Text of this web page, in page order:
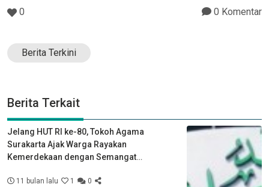
0 0 Komentar
Berita Terkini
Berita Terkait
Jelang HUT RI ke-80, Tokoh Agama
Surakarta Ajak Warga Rayakan
Kemerdekaan dengan Semangat
11 bulan lalu 1 0